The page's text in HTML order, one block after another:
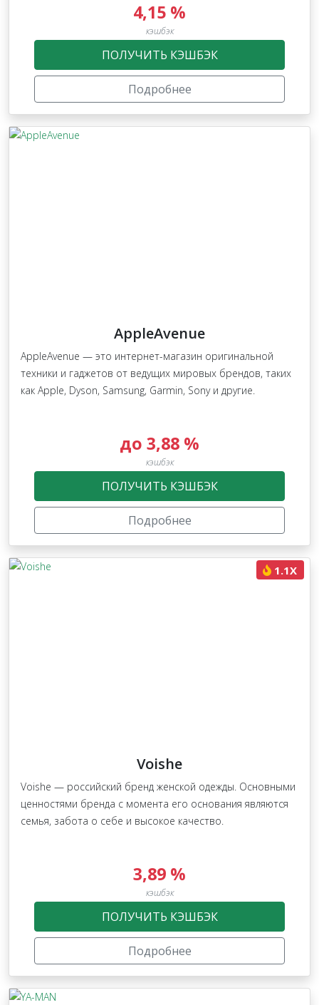
4,15 %
кэшбэк
ПОЛУЧИТЬ КЭШБЭК
Подробнее
AppleAvenue
AppleAvenue — это интернет-магазин оригинальной
техники и гаджетов от ведущих мировых брендов, таких
как Apple, Dyson, Samsung, Garmin, Sony и другие.
до 3,88 %
кэшбэк
ПОЛУЧИТЬ КЭШБЭК
Подробнее
1.1X
Voishe
Voishe — российский бренд женской одежды. Основными
ценностями бренда с момента его основания являются
семья, забота о себе и высокое качество.
3,89 %
кэшбэк
ПОЛУЧИТЬ КЭШБЭК
Подробнее